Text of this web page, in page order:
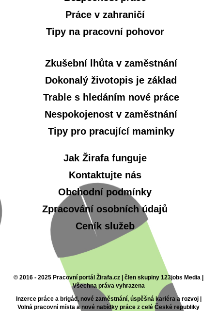
Práce v zahraničí
Tipy na pracovní pohovor
Zkušební lhůta v zaměstnání
Dokonalý životopis je základ
Trable s hledáním nové práce
Nespokojenost v zaměstnání
Tipy pro pracující maminky
Jak Žirafa funguje
Kontaktujte nás
Obchodní podmínky
Zpracování osobních údajů
Ceník služeb
© 2016 - 2025 Pracovní portál Žirafa.cz | člen skupiny 123jobs Media |
Všechna práva vyhrazena
Inzerce práce a brigád, nové zaměstnání, úspěšná kariéra a rozvoj |
Volná pracovní místa a nové nabídky práce z celé České republiky